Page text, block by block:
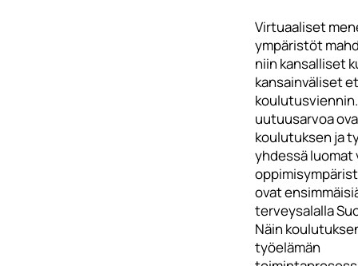
Virtuaaliset
ympäristöt
niin kansalliset
kansainväliset
uutuusarvoa
koulutuksen ja
yhdessä
ovat
terveysalalla
Näin
työelämän